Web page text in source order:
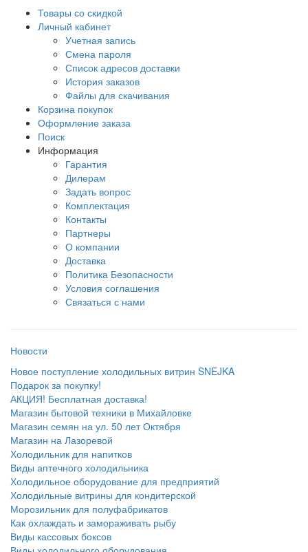
Товары со скидкой
Личный кабинет
Учетная запись
Смена пароля
Список адресов доставки
История заказов
Файлы для скачивания
Корзина покупок
Оформление заказа
Поиск
Информация
Гарантия
Дилерам
Задать вопрос
Комплектация
Контакты
Партнеры
О компании
Доставка
Политика Безопасности
Условия соглашения
Связаться с нами
Новости
Новое поступление холодильных витрин SNEJKA
Подарок за покупку!
АКЦИЯ! Бесплатная доставка!
Магазин бытовой техники в Михайловке
Магазин семян на ул. 50 лет Октября
Магазин на Лазоревой
Холодильник для напитков
Виды аптечного холодильника
Холодильное оборудование для предприятий
Холодильные витрины для кондитерской
Морозильник для полуфабрикатов
Как охлаждать и замораживать рыбу
Виды кассовых боксов